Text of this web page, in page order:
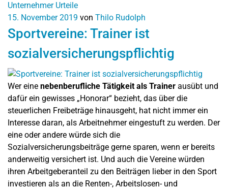
Unternehmer Urteile
15. November 2019 von Thilo Rudolph
Sportvereine: Trainer ist
sozialversicherungspflichtig
Wer eine nebenberufliche Tätigkeit als Trainer ausübt und
dafür ein gewisses „Honorar“ bezieht, das über die
steuerlichen Freibeträge hinausgeht, hat nicht immer ein
Interesse daran, als Arbeitnehmer eingestuft zu werden. Der
eine oder andere würde sich die
Sozialversicherungsbeiträge gerne sparen, wenn er bereits
anderweitig versichert ist. Und auch die Vereine würden
ihren Arbeitgeberanteil zu den Beiträgen lieber in den Sport
investieren als an die Renten-, Arbeitslosen- und